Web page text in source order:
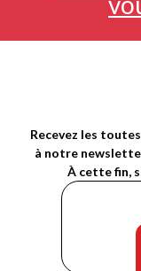
Recevez les
à notre
À cette fin,